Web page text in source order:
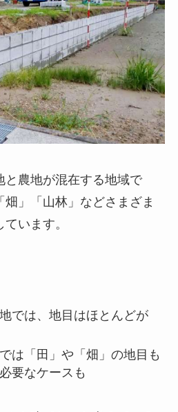
と農地が混在する地域で
」「山林」などさまざま
います。
では、地目はほとんどが
は「田」や「畑」の地目も
要なケースも